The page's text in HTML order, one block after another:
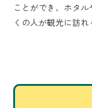
ことができ、ホタ
くの人が観光に訪れ